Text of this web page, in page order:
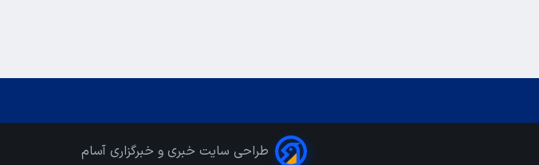
طراحی سایت خبری و خبرگزاری آسام